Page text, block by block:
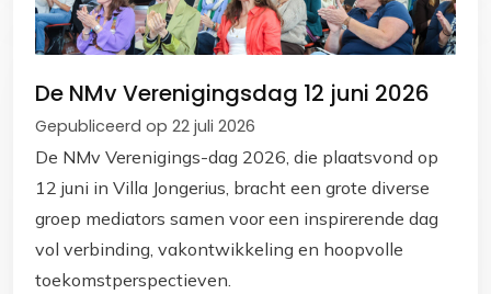
De NMv Verenigingsdag 12 juni 2026
Gepubliceerd op 22 juli 2026
De NMv Verenigings-dag 2026, die plaatsvond op
12 juni in Villa Jongerius, bracht een grote diverse
groep mediators samen voor een inspirerende dag
vol verbinding, vakontwikkeling en hoopvolle
toekomstperspectieven.